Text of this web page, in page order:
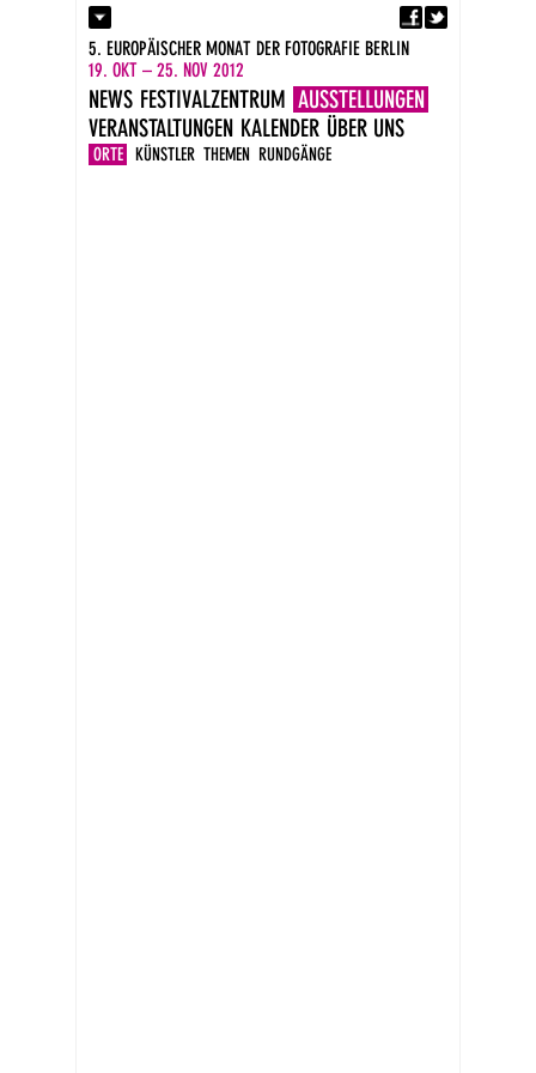
Kontakt
Presse
Impressum
DE
EN
5. EUROPÄISCHER MONAT DER FOTOGRAFIE BERLIN
19. OKT – 25. NOV 2012
NEWS FESTIVALZENTRUM AUSSTELLUNGEN
ORTE KÜNSTLER THEMEN RUNDGÄNGE
VERANSTALTUNGEN KALENDER ÜBER UNS